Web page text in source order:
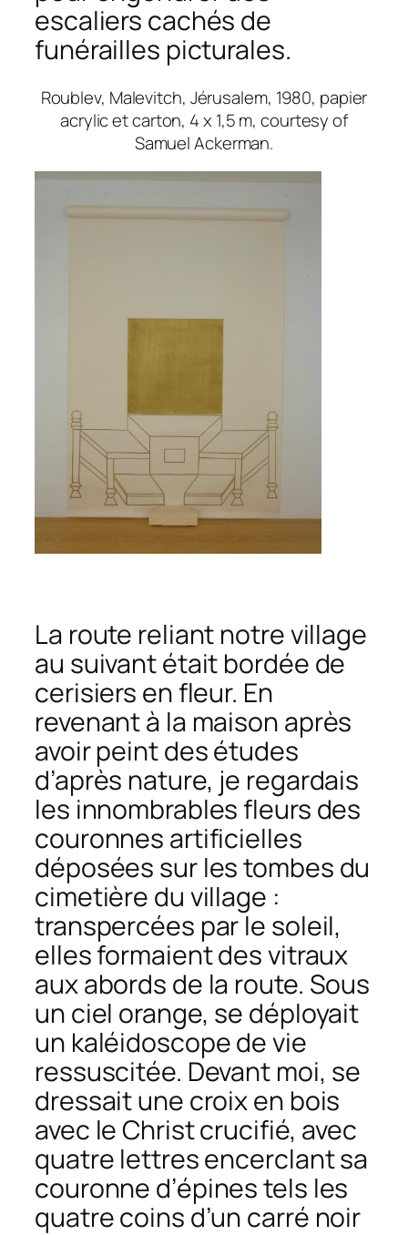
escaliers cachés de
funérailles picturales.
Roublev, Malevitch, Jérusalem, 1980, papier
acrylic et carton, 4 x 1,5 m, courtesy of
Samuel Ackerman.
La route reliant notre village
au suivant était bordée de
cerisiers en fleur. En
revenant à la maison après
avoir peint des études
d’après nature, je regardais
les innombrables fleurs des
couronnes artificielles
déposées sur les tombes du
cimetière du village :
transpercées par le soleil,
elles formaient des vitraux
aux abords de la route. Sous
un ciel orange, se déployait
un kaléidoscope de vie
ressuscitée. Devant moi, se
dressait une croix en bois
avec le Christ crucifié, avec
quatre lettres encerclant sa
couronne d’épines tels les
quatre coins d’un carré noir